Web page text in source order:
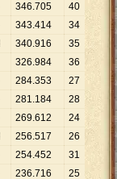
346.705
40
343.414
34
340.916
35
326.984
36
284.353
27
281.184
28
269.612
24
256.517
26
254.452
31
236.716
25